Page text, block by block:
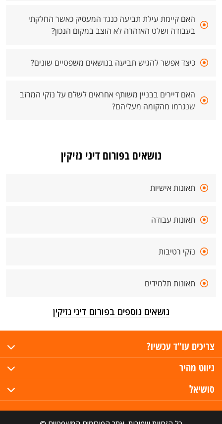
האם קיימת עילת תביעה כנגד המעסיק כאשר החלקתי
בעבודה ושלט האזהרה לא הוצב במקום הנכון?
כיצד אפשר להגיש תביעה בנושאים משפטיים שונים?
האם דיירים בבניין משותף אחראים לשלם על נזקי המרזב
שנגרמו מהקומה מעליהם?
נושאים בפורום דיני נזיקין
תאונות אישיות
תאונות עבודה
נזקי רטיבות
תאונות תלמידים
נושאים נוספים בפורום דיני נזיקין
צריכים עו"ד עכשיו?
ניווט מהיר
סושיאל